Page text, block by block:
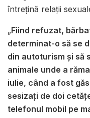
întreţină relaţii
„Fiind refuzat,
determinat-o să se
din autoturism şi să
animale unde a
iulie, când a fost
sesizaţi de doi
telefonul mobil pe